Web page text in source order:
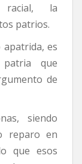
racial, la
patrios.
es
que
de
siendo
reparo en
que esos